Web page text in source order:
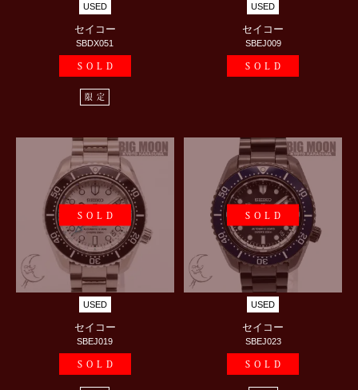
USED
セイコー
SBDX051
SOLD
限定
USED
セイコー
SBEJ009
SOLD
SOLD
USED
セイコー
SBEJ019
SOLD
SOLD
USED
セイコー
SBEJ023
SOLD